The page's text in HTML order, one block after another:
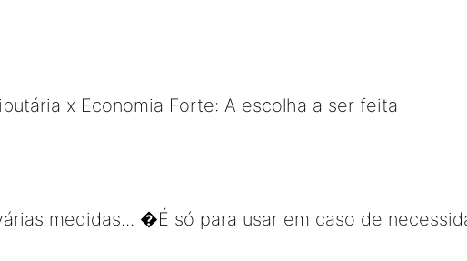
x Economia Forte: A escolha a ser feita
medidas... �É só para usar em caso de